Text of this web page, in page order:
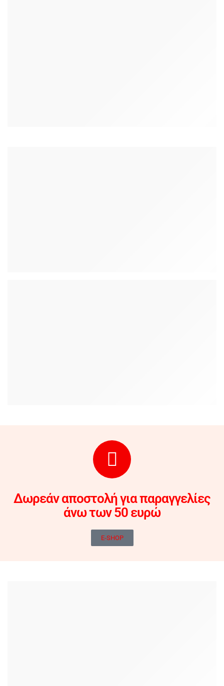
Δωρεάν αποστολή για παραγγελίες
άνω των 50 ευρώ
E-SHOP